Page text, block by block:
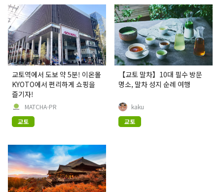
교토역에서 도보 약 5분! 이온몰
KYOTO에서 편리하게 쇼핑을
즐기자!
MATCHA-PR
교토
【교토 말차】10대 필수 방문
명소, 말차 성지 순례 여행
kaku
교토